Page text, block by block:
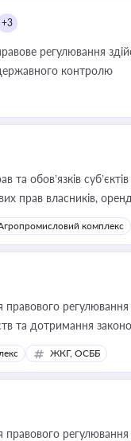
+3
регулювання
контролю
та обов’язків
прав власників,
комплекс
правового
та дотримання
ЖКГ, ОСББ
правового